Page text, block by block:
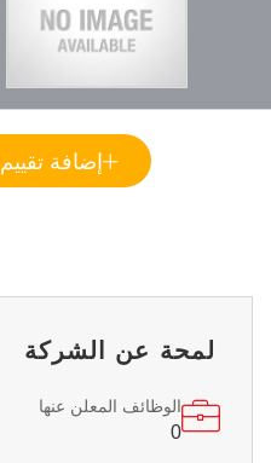
إضافة تقييم
لمحة عن الشركة
الوظائف المعلن عنها
0